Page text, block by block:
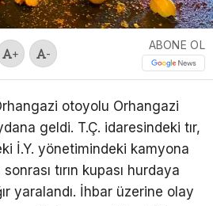
+ -
ABONE OL
otoyolu Orhangazi
geldi. T.Ç. idaresindeki tır,
İ.Y. yönetimindeki kamyona
tırın kupası hurdaya
yaralandı. İhbar üzerine olay